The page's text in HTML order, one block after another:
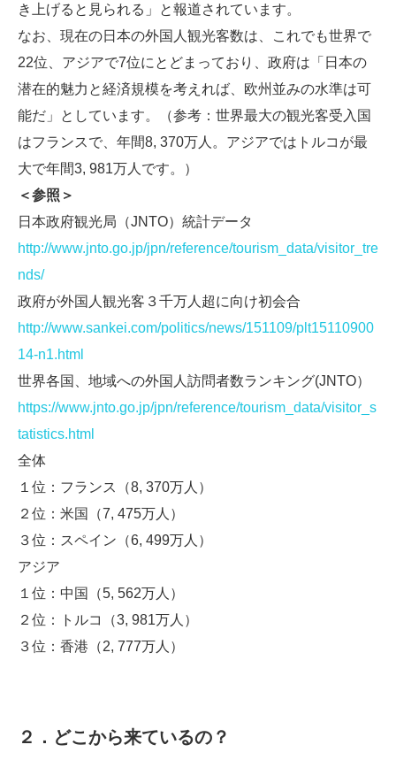
き上げると見られる」と報道されています。
なお、現在の日本の外国人観光客数は、これでも世界で
22位、アジアで7位にとどまっており、政府は「日本の
潜在的魅力と経済規模を考えれば、欧州並みの水準は可
能だ」としています。（参考：世界最大の観光客受入国
はフランスで、年間8, 370万人。アジアではトルコが最
大で年間3, 981万人です。）
＜参照＞
日本政府観光局（JNTO）統計データ
http://www.jnto.go.jp/jpn/reference/tourism_data/visitor_tre
nds/
政府が外国人観光客３千万人超に向け初会合
http://www.sankei.com/politics/news/151109/plt15110900
14-n1.html
世界各国、地域への外国人訪問者数ランキング(JNTO）
https://www.jnto.go.jp/jpn/reference/tourism_data/visitor_s
tatistics.html
全体
１位：フランス（8, 370万人）
２位：米国（7, 475万人）
３位：スペイン（6, 499万人）
アジア
１位：中国（5, 562万人）
２位：トルコ（3, 981万人）
３位：香港（2, 777万人）
２．どこから来ているの？